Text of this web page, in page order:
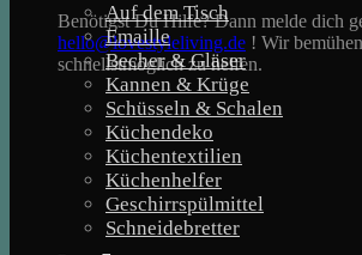
Benötigst Du Hilfe? Dann melde dich
hello@lovestyleliving.de ! Wir
schnellstmöglich zu helfen.
Auf dem Tisch
Emaille
Becher & Gläser
Kannen & Krüge
Schüsseln & Schalen
Küchendeko
Küchentextilien
Küchenhelfer
Geschirrspülmittel
Schneidebretter